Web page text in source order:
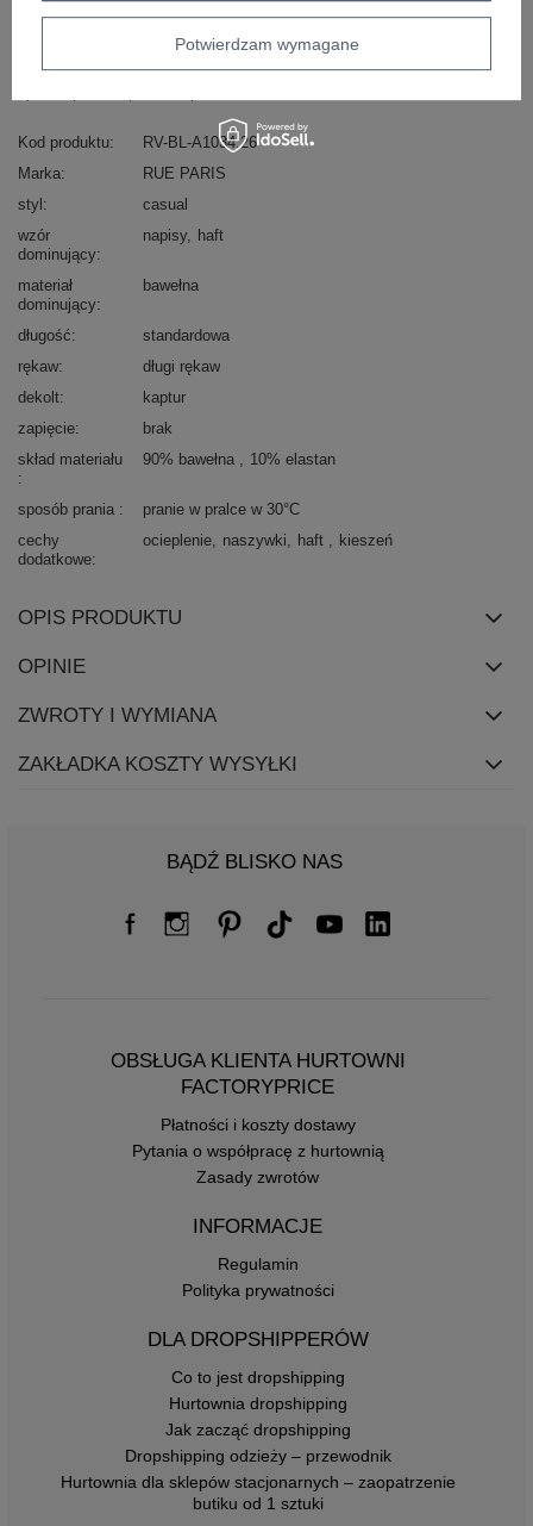
skład materiału : 90% bawełna , 10% elastan
Kod produktu
RV-BL-A1034.26
Marka
RUE PARIS
styl
casual
wzór
dominujący
napisy haft
materiał
dominujący
bawełna
długość
standardowa
rękaw
długi rękaw
dekolt
kaptur
zapięcie
brak
skład materiału
90% bawełna 10% elastan
sposób prania
pranie w pralce w 30°C
cechy
dodatkowe
ocieplenie naszywki haft kieszeń
OPIS PRODUKTU
OPINIE
ZWROTY I WYMIANA
ZAKŁADKA KOSZTY WYSYŁKI
BĄDŹ BLISKO NAS
OBSŁUGA KLIENTA HURTOWNI
FACTORYPRICE
Płatności i koszty dostawy
Pytania o współpracę z hurtownią
Zasady zwrotów
INFORMACJE
Regulamin
Polityka prywatności
DLA DROPSHIPPERÓW
Co to jest dropshipping
Hurtownia dropshipping
Jak zacząć dropshipping
Dropshipping odzieży – przewodnik
Hurtownia dla sklepów stacjonarnych – zaopatrzenie
butiku od 1 sztuki
Potwierdzam wymagane